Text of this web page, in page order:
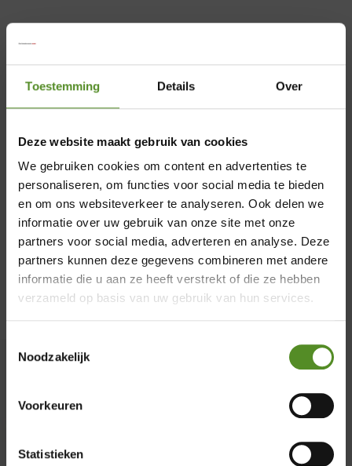
Toestemming Details Over
Deze website maakt gebruik van cookies
We gebruiken cookies om content en advertenties te
personaliseren, om functies voor social media te bieden
en om ons websiteverkeer te analyseren. Ook delen we
informatie over uw gebruik van onze site met onze
partners voor social media, adverteren en analyse. Deze
partners kunnen deze gegevens combineren met andere
informatie die u aan ze heeft verstrekt of die ze hebben
verzameld op basis van uw gebruik van hun services.
Noodzakelijk
Voorkeuren
Statistieken
Zeer geschikt
voor verstelbare
bodems
Showroom Breda
Vrijdag 12:00 – 17:00
Zondag 12:00 – 17:00
×